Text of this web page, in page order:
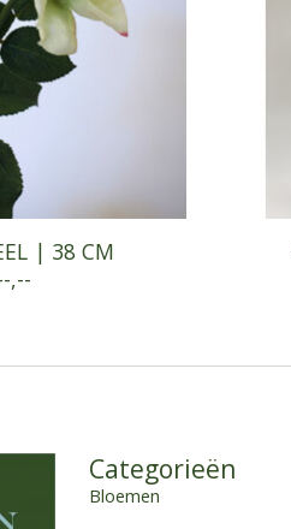
| 38 CM
,--
Categorieën
Bloemen